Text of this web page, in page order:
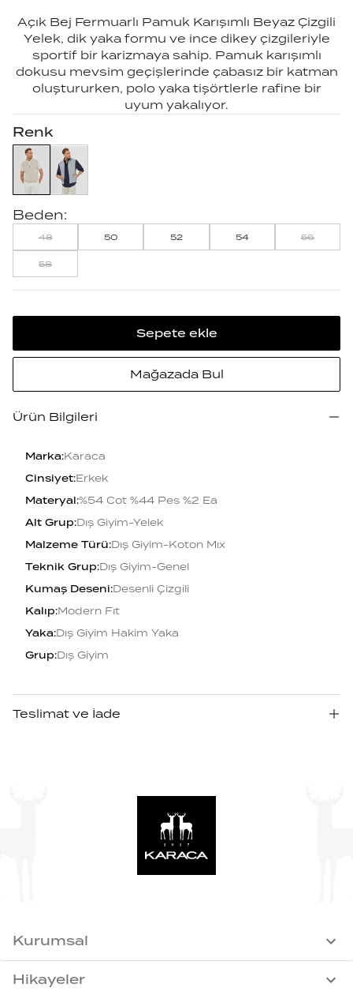
Açık Bej Fermuarlı Pamuk Karışımlı Beyaz Çizgili
Yelek, dik yaka formu ve ince dikey çizgileriyle
sportif bir karizmaya sahip. Pamuk karışımlı
dokusu mevsim geçişlerinde çabasız bir katman
oluştururken, polo yaka tişörtlerle rafine bir
uyum yakalıyor.
Renk
Beden:
48 50 52 54 56
58
Sepete ekle
Mağazada Bul
Ürün Bilgileri
Marka:Karaca
Cinsiyet:Erkek
Materyal:%54 Cot %44 Pes %2 Ea
Alt Grup:Dış Giyim-Yelek
Malzeme Türü:Dış Giyim-Koton Mıx
Teknik Grup:Dış Giyim-Genel
Kumaş Deseni:Desenli Çizgili
Kalıp:Modern Fıt
Yaka:Dış Giyim Hakim Yaka
Grup:Dış Giyim
Teslimat ve İade
Kurumsal
Hikayeler